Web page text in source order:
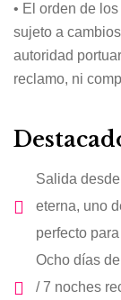
• El orden de
sujeto a
autoridad
reclamo, ni
Salida
eterna, uno
perfecto
Ocho días
/ 7 noches